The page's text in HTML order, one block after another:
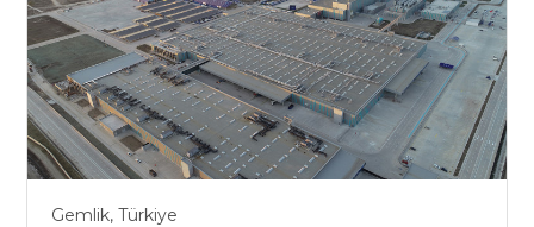
Gemlik, Türkiye